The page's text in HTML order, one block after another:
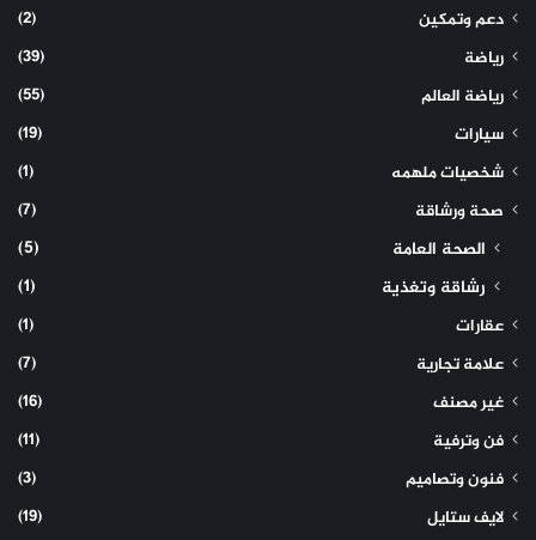
دعم وتمكين
(2)
رياضة
(39)
رياضة العالم
(55)
سيارات
(19)
شخصيات ملهمه
(1)
صحة ورشاقة
(7)
الصحة العامة
(5)
رشاقة وتغذية
(1)
عقارات
(1)
علامة تجارية
(7)
غير مصنف
(16)
فن وترفية
(11)
فنون وتصاميم
(3)
لايف ستايل
(19)